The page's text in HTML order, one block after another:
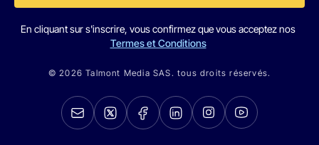
En cliquant sur s'inscrire, vous confirmez que vous acceptez nos
Termes et Conditions
© 2026 Talmont Media SAS. tous droits réservés.